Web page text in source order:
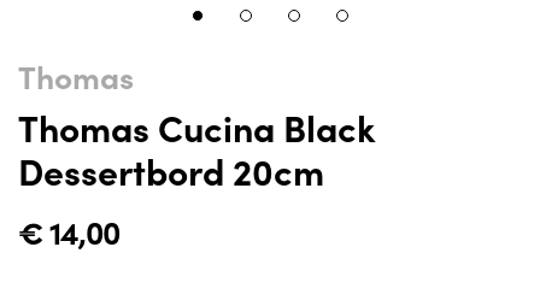
Thomas
Thomas Cucina Black
Dessertbord 20cm
€14,00